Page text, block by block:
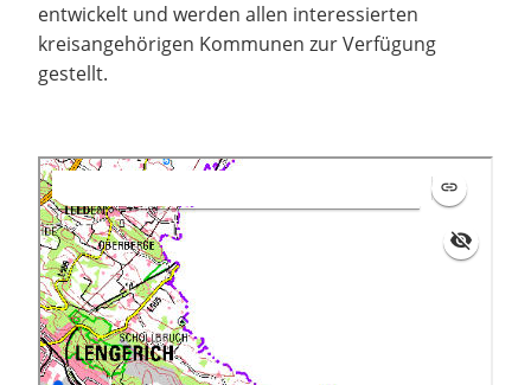
entwickelt und werden allen interessierten
kreisangehörigen Kommunen zur Verfügung
gestellt.